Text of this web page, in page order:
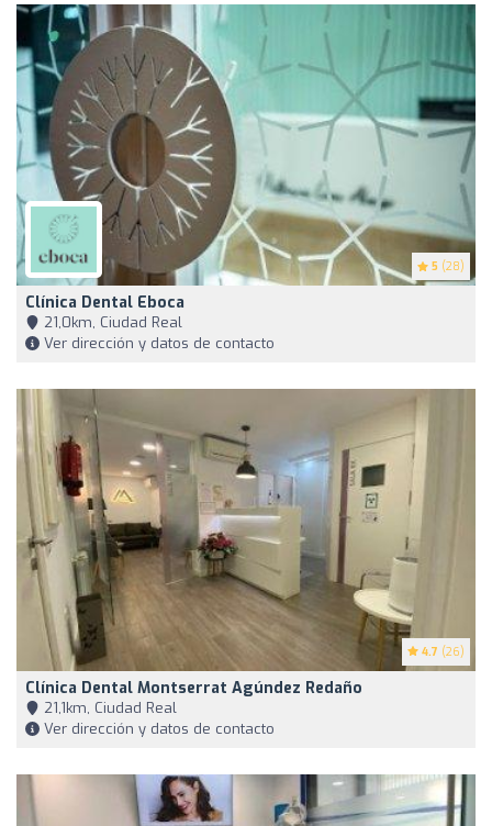
5 (28)
Clínica Dental Eboca
21,0km, Ciudad Real
Ver dirección y datos de contacto
4.7 (26)
Clínica Dental Montserrat Agúndez Redaño
21,1km, Ciudad Real
Ver dirección y datos de contacto